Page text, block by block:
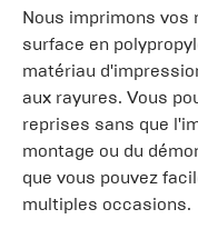
Nous imprimons
surface en
matériau
aux rayures. Vous
reprises sans que
montage ou du
que vous pouvez
multiples occasions.